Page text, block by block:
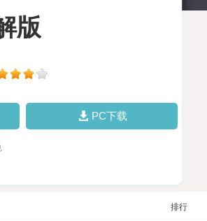
版
PC下载
排行